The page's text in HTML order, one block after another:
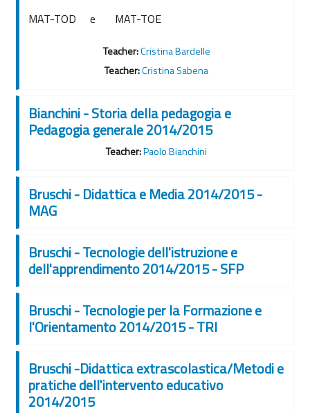
MAT-TOD e MAT-TOE
Teacher:Cristina Bardelle
Teacher:Cristina Sabena
Bianchini - Storia della pedagogia e
Pedagogia generale 2014/2015
Teacher:Paolo Bianchini
Bruschi - Didattica e Media 2014/2015 -
MAG
Bruschi - Tecnologie dell'istruzione e
dell'apprendimento 2014/2015 - SFP
Bruschi - Tecnologie per la Formazione e
l'Orientamento 2014/2015 - TRI
Bruschi -Didattica extrascolastica/Metodi e
pratiche dell'intervento educativo
2014/2015